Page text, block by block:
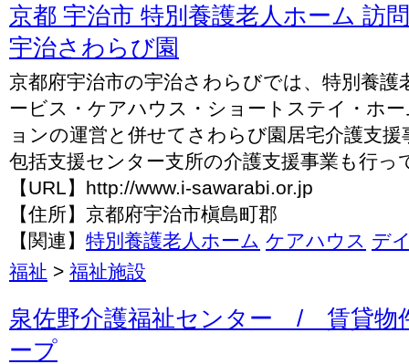
京都 宇治市 特別養護老人ホーム 訪
宇治さわらび園
京都府宇治市の宇治さわらびでは、特別養護
ービス・ケアハウス・ショートステイ・ホ
ョンの運営と併せてさわらび園居宅介護支援
包括支援センター支所の介護支援事業も行っ
【URL】http://www.i-sawarabi.or.jp
【住所】京都府宇治市槇島町郡
【関連】 特別養護老人ホーム ケアハウス デ
福祉 > 福祉施設
泉佐野介護福祉センター / 賃貸
ープ